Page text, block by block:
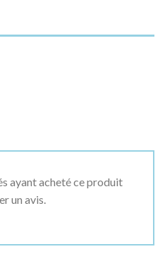
ayant acheté ce produit
un avis.